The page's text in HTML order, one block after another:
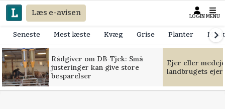
Læs e-avisen LOGIN MENU
Seneste Mest læste Kvæg Grise Planter
Rådgiver om DB-Tjek: Små
justeringer kan give store
besparelser
Ejer eller
landbrugets